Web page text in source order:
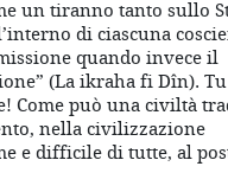
un tiranno tanto sullo
di ciascuna
quando invece il
(La ikraha fi Dîn).
Come può una civiltà
nella civilizzazione
e difficile di tutte, al